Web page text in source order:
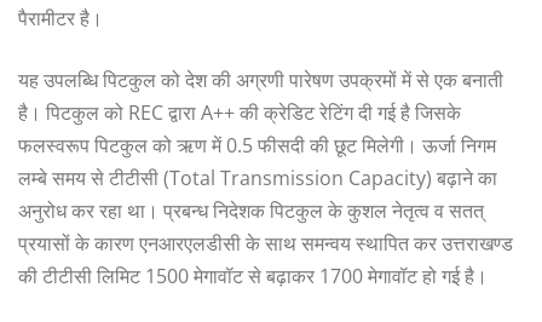
पैरामीटर है।
यह उपलब्धि पिटकुल को देश की अग्रणी पारेषण उपक्रमों में से एक बनाती
है। पिटकुल को REC द्वारा A++ की क्रेडिट रेटिंग दी गई है जिसके
फलस्वरूप पिटकुल को ऋण में 0.5 फीसदी की छूट मिलेगी। ऊर्जा निगम
लम्बे समय से टीटीसी (Total Transmission Capacity) बढ़ाने का
अनुरोध कर रहा था। प्रबन्ध निदेशक पिटकुल के कुशल नेतृत्व व सतत्
प्रयासों के कारण एनआरएलडीसी के साथ समन्वय स्थापित कर उत्तराखण्ड
की टीटीसी लिमिट 1500 मेगावॉट से बढ़ाकर 1700 मेगावॉट हो गई है।